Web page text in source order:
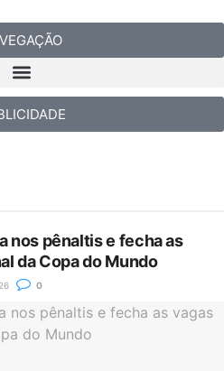
nos pênaltis e fecha as
da Copa do Mundo
0